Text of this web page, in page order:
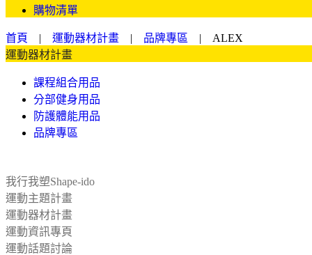
購物清單
首頁 | 運動器材計畫 | 品牌專區 | ALEX
運動器材計畫
課程組合用品
分部健身用品
防護體能用品
品牌專區
我行我塑Shape-ido
運動主題計畫
運動器材計畫
運動資訊專頁
運動話題討論